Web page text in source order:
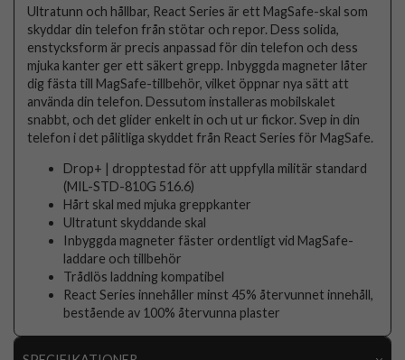
Ultratunn och hållbar, React Series är ett MagSafe-skal som
skyddar din telefon från stötar och repor. Dess solida,
enstycksform är precis anpassad för din telefon och dess
mjuka kanter ger ett säkert grepp. Inbyggda magneter låter
dig fästa till MagSafe-tillbehör, vilket öppnar nya sätt att
använda din telefon. Dessutom installeras mobilskalet
snabbt, och det glider enkelt in och ut ur fickor. Svep in din
telefon i det pålitliga skyddet från React Series för MagSafe.
Drop+ | dropptestad för att uppfylla militär standard
(MIL-STD-810G 516.6)
Hårt skal med mjuka greppkanter
Ultratunt skyddande skal
Inbyggda magneter fäster ordentligt vid MagSafe-
laddare och tillbehör
Trådlös laddning kompatibel
React Series innehåller minst 45% återvunnet innehåll,
bestående av 100% återvunna plaster